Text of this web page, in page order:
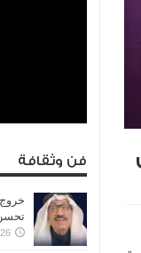
فن وثقافة